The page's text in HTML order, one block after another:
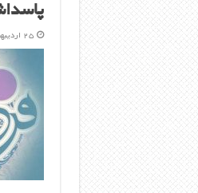
۲۵ اردیبهشت ۱۴۰۱